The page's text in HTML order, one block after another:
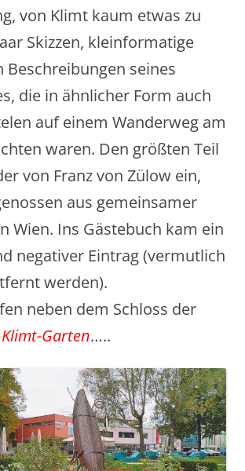
von Klimt kaum etwas zu
Skizzen, kleinformatige
Beschreibungen seines
die in ähnlicher Form auch
auf einem Wanderweg am
waren. Den größten Teil
von Franz von Zülow ein,
aus gemeinsamer
Wien. Ins Gästebuch kam ein
negativer Eintrag (vermutlich
werden).
neben dem Schloss der
Klimt-Garten…..